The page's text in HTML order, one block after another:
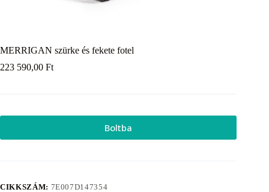
MERRIGAN szürke és fekete fotel
223 590,00 Ft
Boltba
CIKKSZÁM: 7E007D147354